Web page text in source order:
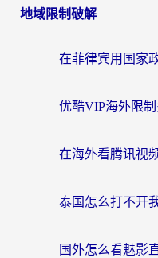
地域限制破解